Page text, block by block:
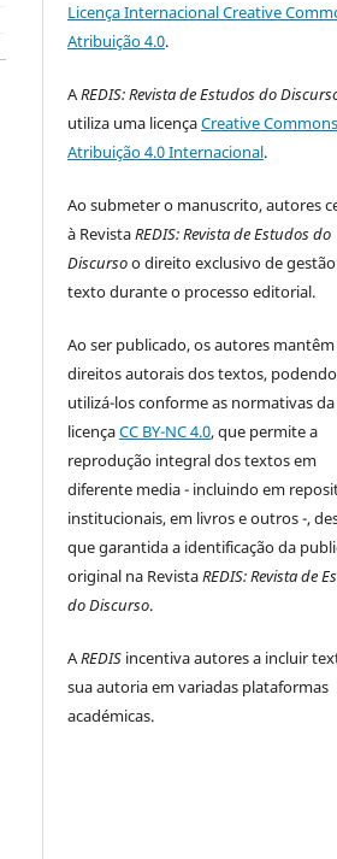
Licença Internacional Creative
Atribuição 4.0.
AREDIS: Revista de Estudos do
utiliza uma licençaCreative
Atribuição 4.0 Internacional.
Ao submeter o manuscrito, autores
à RevistaREDIS: Revista de Estudos do
Discursoo direito exclusivo de
texto durante o processo editorial.
Ao ser publicado, os autores
direitos autorais dos textos, podendo
utilizá-los conforme as normativas da
licençaCC BY-NC 4.0, que permite a
reprodução integral dos textos em
diferente media - incluindo em
institucionais, em livros e outros -,
que garantida a identificação da
original na RevistaREDIS: Revista de
do Discurso.
AREDIS incentiva autores a incluir
sua autoria em variadas plataformas
académicas.